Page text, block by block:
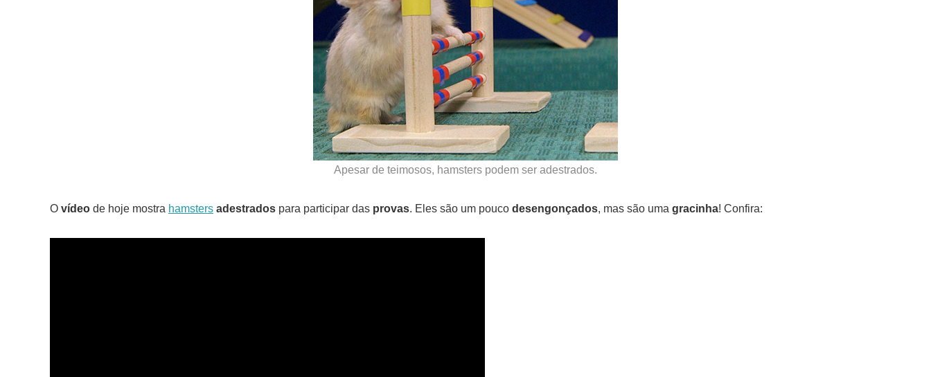
Apesar de teimosos, hamsters podem ser adestrados.
O vídeo de hoje mostra hamsters adestrados para participar das provas. Eles são um pouco desengonçados, mas são uma gracinha! Confira: